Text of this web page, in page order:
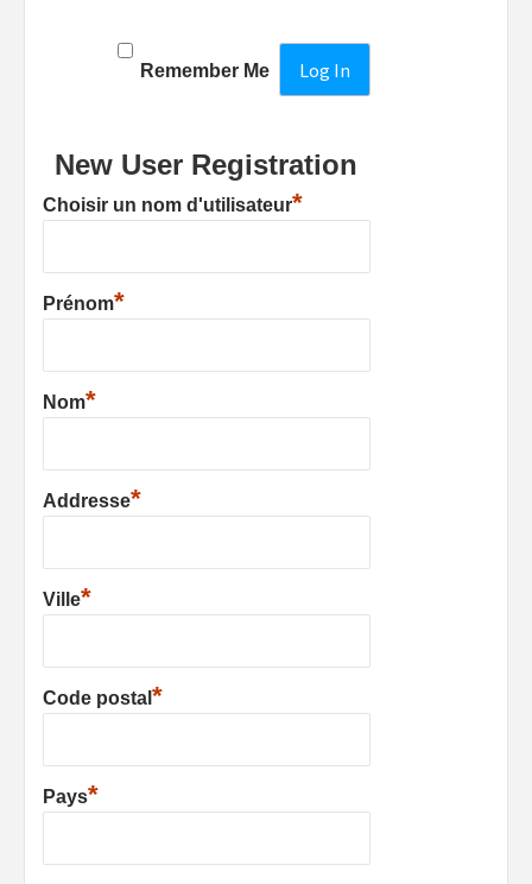
Remember Me
New User Registration
Choisir un nom d'utilisateur*
Prénom*
Nom*
Addresse*
Ville*
Code postal *
Pays*